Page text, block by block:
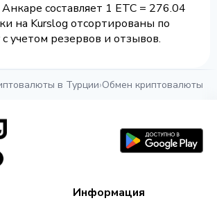
составляет 1 ETC = 276.04
на Kurslog отсортированы по
учетом резервов и отзывов.
в Турции›Обмен криптовалюты в
Информация